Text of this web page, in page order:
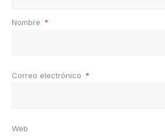
Nombre *
Correo electrónico *
Web